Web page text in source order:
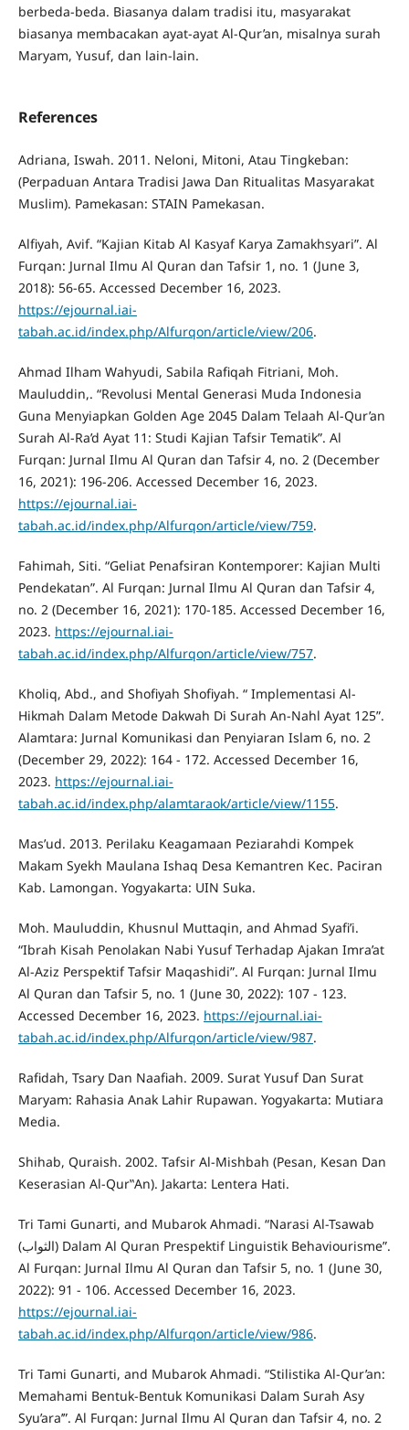
berbeda-beda. Biasanya dalam tradisi itu, masyarakat
biasanya membacakan ayat-ayat Al-Qur’an, misalnya surah
Maryam, Yusuf, dan lain-lain.
References
Adriana, Iswah. 2011. Neloni, Mitoni, Atau Tingkeban:
(Perpaduan Antara Tradisi Jawa Dan Ritualitas Masyarakat
Muslim). Pamekasan: STAIN Pamekasan.
Alfiyah, Avif. “Kajian Kitab Al Kasyaf Karya Zamakhsyari”. Al
Furqan: Jurnal Ilmu Al Quran dan Tafsir 1, no. 1 (June 3,
2018): 56-65. Accessed December 16, 2023.
https://ejournal.iai-
tabah.ac.id/index.php/Alfurqon/article/view/206.
Ahmad Ilham Wahyudi, Sabila Rafiqah Fitriani, Moh.
Mauluddin,. “Revolusi Mental Generasi Muda Indonesia
Guna Menyiapkan Golden Age 2045 Dalam Telaah Al-Qur’an
Surah Al-Ra’d Ayat 11: Studi Kajian Tafsir Tematik”. Al
Furqan: Jurnal Ilmu Al Quran dan Tafsir 4, no. 2 (December
16, 2021): 196-206. Accessed December 16, 2023.
https://ejournal.iai-
tabah.ac.id/index.php/Alfurqon/article/view/759.
Fahimah, Siti. “Geliat Penafsiran Kontemporer: Kajian Multi
Pendekatan”. Al Furqan: Jurnal Ilmu Al Quran dan Tafsir 4,
no. 2 (December 16, 2021): 170-185. Accessed December 16,
2023. https://ejournal.iai-
tabah.ac.id/index.php/Alfurqon/article/view/757.
Kholiq, Abd., and Shofiyah Shofiyah. “ Implementasi Al-
Hikmah Dalam Metode Dakwah Di Surah An-Nahl Ayat 125”.
Alamtara: Jurnal Komunikasi dan Penyiaran Islam 6, no. 2
(December 29, 2022): 164 - 172. Accessed December 16,
2023. https://ejournal.iai-
tabah.ac.id/index.php/alamtaraok/article/view/1155.
Mas’ud. 2013. Perilaku Keagamaan Peziarahdi Kompek
Makam Syekh Maulana Ishaq Desa Kemantren Kec. Paciran
Kab. Lamongan. Yogyakarta: UIN Suka.
Moh. Mauluddin, Khusnul Muttaqin, and Ahmad Syafi’i.
“Ibrah Kisah Penolakan Nabi Yusuf Terhadap Ajakan Imra’at
Al-Aziz Perspektif Tafsir Maqashidi”. Al Furqan: Jurnal Ilmu
Al Quran dan Tafsir 5, no. 1 (June 30, 2022): 107 - 123.
Accessed December 16, 2023. https://ejournal.iai-
tabah.ac.id/index.php/Alfurqon/article/view/987.
Rafidah, Tsary Dan Naafiah. 2009. Surat Yusuf Dan Surat
Maryam: Rahasia Anak Lahir Rupawan. Yogyakarta: Mutiara
Media.
Shihab, Quraish. 2002. Tafsir Al-Mishbah (Pesan, Kesan Dan
Keserasian Al-Qur‟An). Jakarta: Lentera Hati.
Tri Tami Gunarti, and Mubarok Ahmadi. “Narasi Al-Tsawab
(الثواب) Dalam Al Quran Prespektif Linguistik Behaviourisme”.
Al Furqan: Jurnal Ilmu Al Quran dan Tafsir 5, no. 1 (June 30,
2022): 91 - 106. Accessed December 16, 2023.
https://ejournal.iai-
tabah.ac.id/index.php/Alfurqon/article/view/986.
Tri Tami Gunarti, and Mubarok Ahmadi. “Stilistika Al-Qur’an:
Memahami Bentuk-Bentuk Komunikasi Dalam Surah Asy
Syu’ara’”. Al Furqan: Jurnal Ilmu Al Quran dan Tafsir 4, no. 2